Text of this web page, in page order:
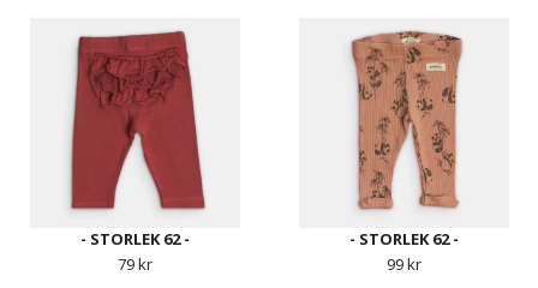
- STORLEK 62 -
79 kr
- STORLEK 62 -
99 kr